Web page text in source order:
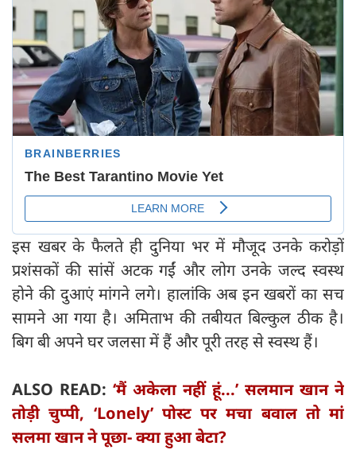
इस खबर के फैलते ही दुनिया भर में मौजूद उनके करोड़ों
प्रशंसकों की सांसें अटक गईं और लोग उनके जल्द स्वस्थ
होने की दुआएं मांगने लगे। हालांकि अब इन खबरों का सच
सामने आ गया है। अमिताभ की तबीयत बिल्कुल ठीक है।
बिग बी अपने घर जलसा में हैं और पूरी तरह से स्वस्थ हैं।
ALSO READ: ‘मैं अकेला नहीं हूं...’ सलमान खान ने
तोड़ी चुप्पी, ‘Lonely’ पोस्ट पर मचा बवाल तो मां
सलमा खान ने पूछा- क्या हुआ बेटा?